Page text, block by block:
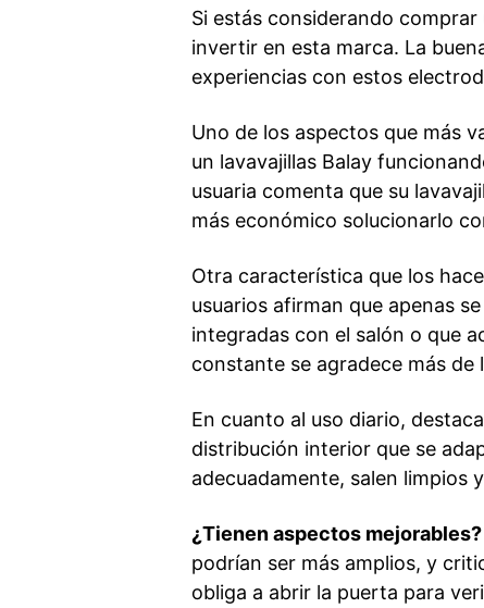
Si estás considerando
invertir en esta marca. La
experiencias con estos
Uno de los aspectos que más
un lavavajillas Balay
usuaria comenta que su
más económico solucionarlo
Otra característica que los
usuarios afirman que apenas
integradas con el salón o que
constante se agradece más de
En cuanto al uso diario,
distribución interior que se
adecuadamente, salen limpios
¿Tienen aspectos mejorables?
podrían ser más amplios, y
obliga a abrir la puerta para